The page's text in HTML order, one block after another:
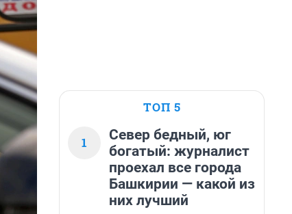
ТОП 5
1
Север бедный, юг
богатый: журналист
проехал все города
Башкирии — какой из
них лучший